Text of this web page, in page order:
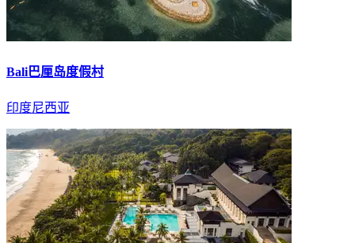
Bali巴厘岛度假村
印度尼西亚